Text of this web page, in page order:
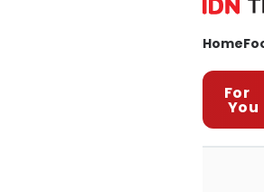
Home
For
You